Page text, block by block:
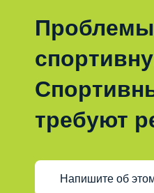
требуют
Напишите об